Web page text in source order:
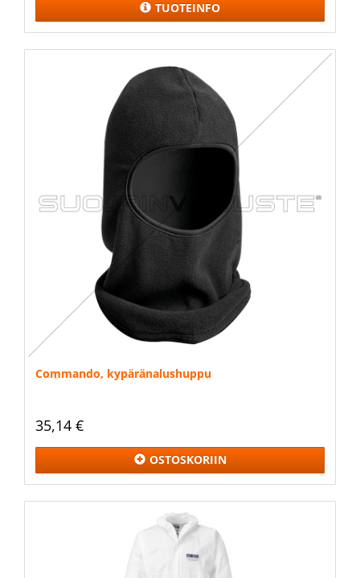
TUOTEINFO
Commando, kypäränalushuppu
35,14 €
OSTOSKORIIN